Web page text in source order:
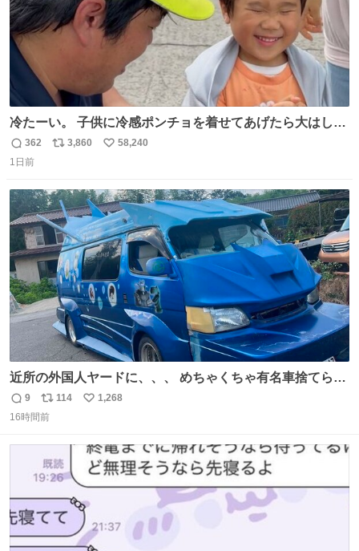
冷たーい。 子供に冷感ポンチョを着せてあげたら大はしゃ
ぎで喜んでくれました。 こんな素敵な代物を提供してくれ
た山口県の恩師に感謝。
返
信
362
リ
ト
数
3,860
い
数
58,240
1日前
近所の外国人ヤードに、、、 めちゃくちゃ有名車捨てられ
てました😭 外装ぼろぼろだし、、 中も何にも残ってない
し、、 可哀想に😢😢 今まで数十年お疲れ様でした、、 #バ
返
信
9
リ
ポ
ト
数
114
い
数
1,268
16時間前